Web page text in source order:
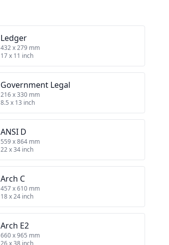
Ledger
432 x 279 mm
17 x 11 inch
Government Legal
216 x 330 mm
8.5 x 13 inch
ANSI D
559 x 864 mm
22 x 34 inch
Arch C
457 x 610 mm
18 x 24 inch
Arch E2
660 x 965 mm
26 x 38 inch